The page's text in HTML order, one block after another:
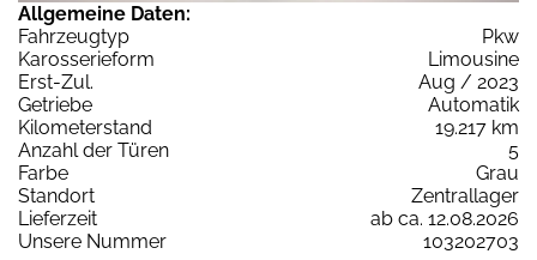
Allgemeine Daten:
Fahrzeugtyp
Pkw
Karosserieform
Limousine
Erst-Zul.
Aug / 2023
Getriebe
Automatik
Kilometerstand
19.217 km
Anzahl der Türen
5
Farbe
Grau
Standort
Zentrallager
Lieferzeit
ab ca. 12.08.2026
Unsere Nummer
103202703